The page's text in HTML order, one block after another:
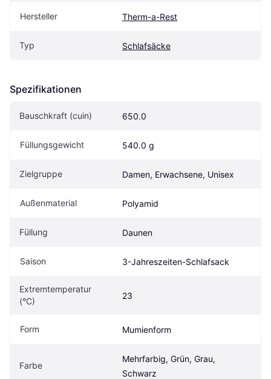
Hersteller Therm-a-Rest
Typ Schlafsäcke
Spezifikationen
Bauschkraft (cuin) 650.0
Füllungsgewicht 540.0 g
Zielgruppe Damen, Erwachsene, Unisex
Außenmaterial Polyamid
Füllung Daunen
Saison 3-Jahreszeiten-Schlafsack
Extremtemperatur
(°C)
23
Form Mumienform
Farbe
Mehrfarbig, Grün, Grau,
Schwarz